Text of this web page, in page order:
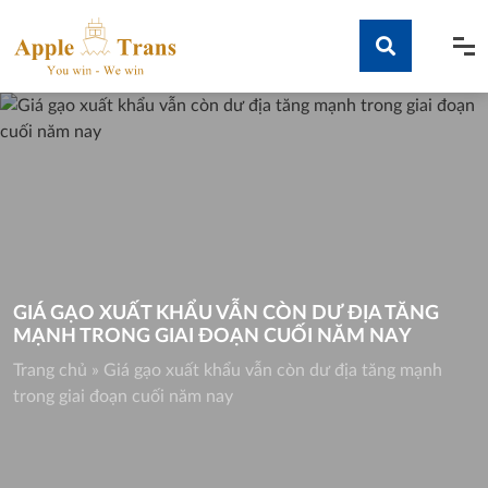
content
Tìm kiếm
GIÁ GẠO XUẤT KHẨU VẪN CÒN DƯ ĐỊA TĂNG
MẠNH TRONG GIAI ĐOẠN CUỐI NĂM NAY
Trang chủ » Giá gạo xuất khẩu vẫn còn dư địa tăng mạnh
trong giai đoạn cuối năm nay